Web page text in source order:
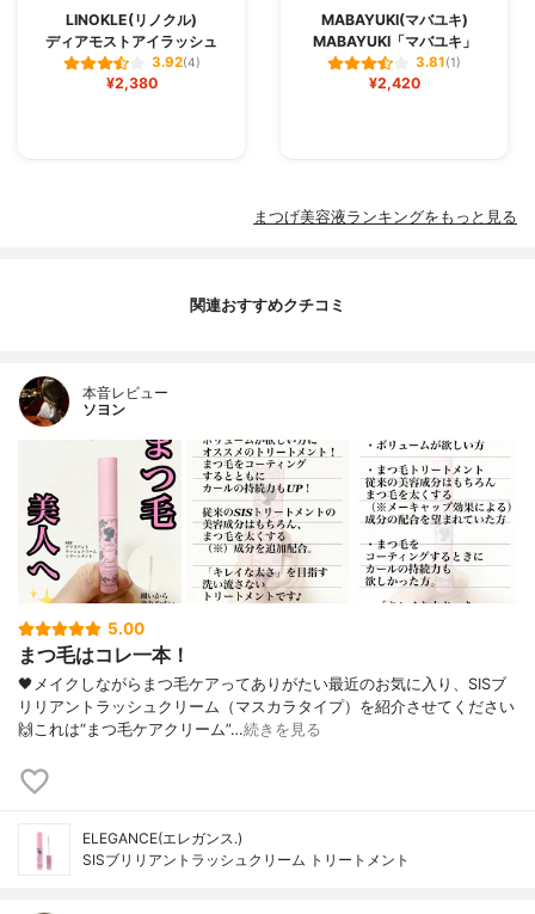
LINOKLE(リノクル)
ディアモストアイラッシュ
3.92(4)
¥2,380
MABAYUKI(マバユキ)
MABAYUKI「マバユキ」
3.81(1)
¥2,420
まつげ美容液ランキングをもっと見る
関連おすすめクチコミ
本音レビュー
ソヨン
5.00
まつ毛はコレ一本！
🖤メイクしながらまつ毛ケアってありがたい最近のお気に入り、SISブ
リリアントラッシュクリーム（マスカラタイプ）を紹介させてください
🙌これは“まつ毛ケアクリーム”…続きを見る
ELEGANCE(エレガンス.)
SISブリリアントラッシュクリーム トリートメント